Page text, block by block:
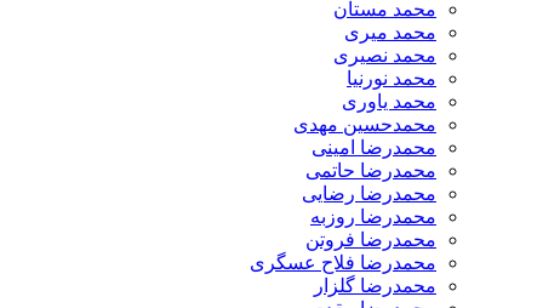
محمد مستان
محمد میری
محمد نصیری
محمد نورنیا
محمد یاوری
محمدحسین مهدی
محمدرضا امینی
محمدرضا حاتمی
محمدرضا رضایی
محمدرضا روزبه
محمدرضا فروتن
محمدرضا فلاح عسگری
محمدرضا گلزار